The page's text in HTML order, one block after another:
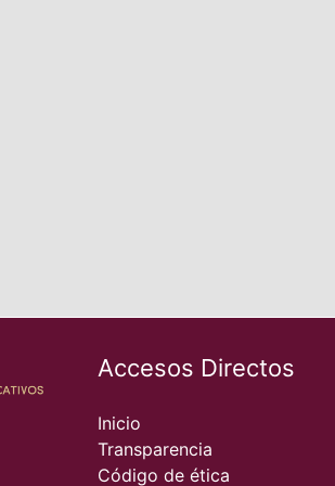
Accesos Directos
Inicio
Transparencia
Código de ética